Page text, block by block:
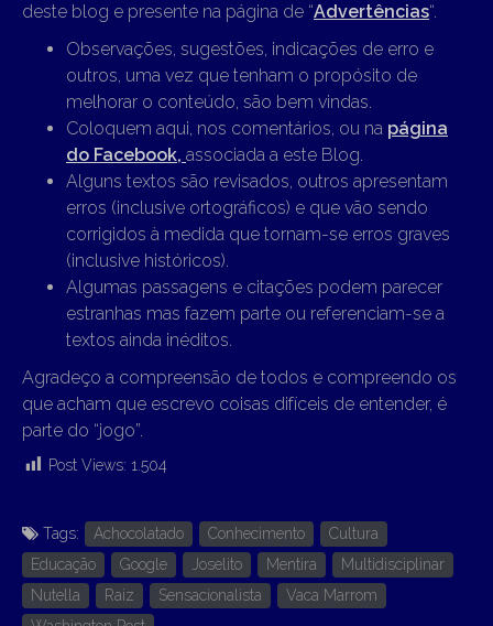
deste blog e presente na página de “Advertências“.
Observações, sugestões, indicações de erro e
outros, uma vez que tenham o propósito de
melhorar o conteúdo, são bem vindas.
Coloquem aqui, nos comentários, ou na página
do Facebook, associada a este Blog.
Alguns textos são revisados, outros apresentam
erros (inclusive ortográficos) e que vão sendo
corrigidos à medida que tornam-se erros graves
(inclusive históricos).
Algumas passagens e citações podem parecer
estranhas mas fazem parte ou referenciam-se a
textos ainda inéditos.
Agradeço a compreensão de todos e compreendo os
que acham que escrevo coisas difíceis de entender, é
parte do “jogo”.
Post Views: 1.504
Tags: Achocolatado Conhecimento
Cultura
Educação
Google Joselito Mentira
Multidisciplinar
Nutella
Raiz Sensacionalista
Vaca Marrom